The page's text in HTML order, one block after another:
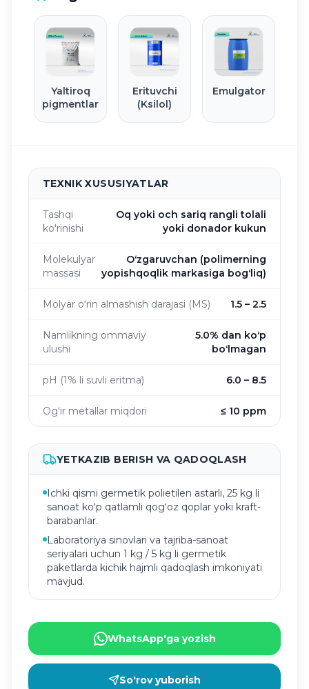
Yaltiroq
pigmentlar
Erituvchi
(Ksilol)
Emulgator
TEXNIK XUSUSIYATLAR
Tashqi
koʻrinishi
Oq yoki och sariq rangli tolali
yoki donador kukun
Molekulyar
massasi
Oʻzgaruvchan (polimerning
yopishqoqlik markasiga bogʻliq)
Molyar oʻrin almashish darajasi (MS) 1.5 – 2.5
Namlikning ommaviy
ulushi
5.0% dan koʻp
boʻlmagan
pH (1% li suvli eritma) 6.0 – 8.5
Ogʻir metallar miqdori ≤ 10 ppm
YETKAZIB BERISH VA QADOQLASH
Ichki qismi germetik polietilen astarli, 25 kg li
sanoat koʻp qatlamli qogʻoz qoplar yoki kraft-
barabanlar.
Laboratoriya sinovlari va tajriba-sanoat
seriyalari uchun 1 kg / 5 kg li germetik
paketlarda kichik hajmli qadoqlash imkoniyati
mavjud.
WhatsApp'ga yozish
So'rov yuborish